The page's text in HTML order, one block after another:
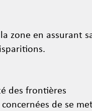
zone en assurant
des frontières
de se